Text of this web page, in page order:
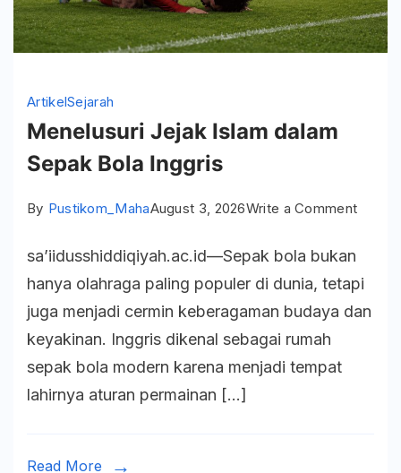
ArtikelSejarah
Menelusuri Jejak Islam dalam
Sepak Bola Inggris
By Pustikom_MahaAugust 3, 2026Write a Commenton
Islam
dalam
sa’iidusshiddiqiyah.ac.id—Sepak bola bukan
hanya olahraga paling populer di dunia, tetapi
juga menjadi cermin keberagaman budaya dan
keyakinan. Inggris dikenal sebagai rumah
sepak bola modern karena menjadi tempat
lahirnya aturan permainan […]
Read More